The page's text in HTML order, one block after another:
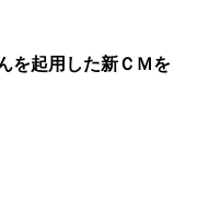
を起用した新ＣＭを